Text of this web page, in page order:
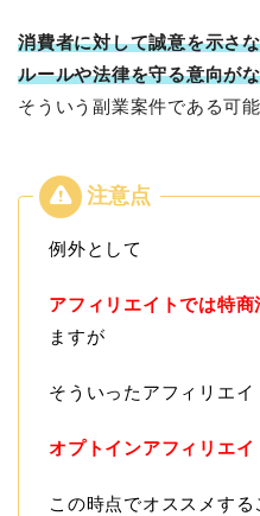
消費者に対して誠意を示さ
ルールや法律を守る意向が
そういう副業案件である可
例外として
アフィリエイトでは特
ますが
そういったアフィリエイ
オプトインアフィリエイ
この時点でオススメする